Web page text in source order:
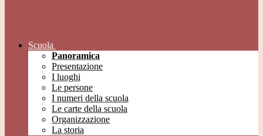
Scuola
Panoramica
Presentazione
I luoghi
Le persone
I numeri della scuola
Le carte della scuola
Organizzazione
La storia